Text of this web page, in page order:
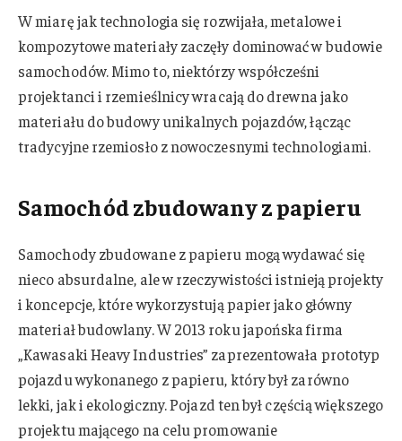
W miarę jak technologia się rozwijała, metalowe i
kompozytowe materiały zaczęły dominować w budowie
samochodów. Mimo to, niektórzy współcześni
projektanci i rzemieślnicy wracają do drewna jako
materiału do budowy unikalnych pojazdów, łącząc
tradycyjne rzemiosło z nowoczesnymi technologiami.
Samochód zbudowany z papieru
Samochody zbudowane z papieru mogą wydawać się
nieco absurdalne, ale w rzeczywistości istnieją projekty
i koncepcje, które wykorzystują papier jako główny
materiał budowlany. W 2013 roku japońska firma
„Kawasaki Heavy Industries” zaprezentowała prototyp
pojazdu wykonanego z papieru, który był zarówno
lekki, jak i ekologiczny. Pojazd ten był częścią większego
projektu mającego na celu promowanie